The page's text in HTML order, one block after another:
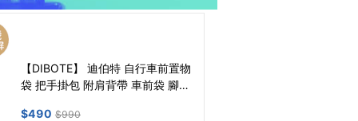
【DIBOTE】 迪伯特 自行車前置物
袋 把手掛包 附肩背帶 車前袋 腳踏
$490 $990